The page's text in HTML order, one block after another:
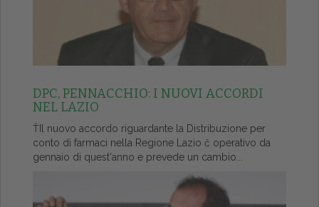
DPC, PENNACCHIO: I NUOVI ACCORDI
NEL LAZIO
ŤIl nuovo accordo riguardante la Distribuzione per
conto di farmaci nella Regione Lazio č operativo da
gennaio di quest'anno e prevede un cambio...